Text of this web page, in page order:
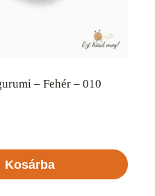
– Fehér – 010
Kosárba